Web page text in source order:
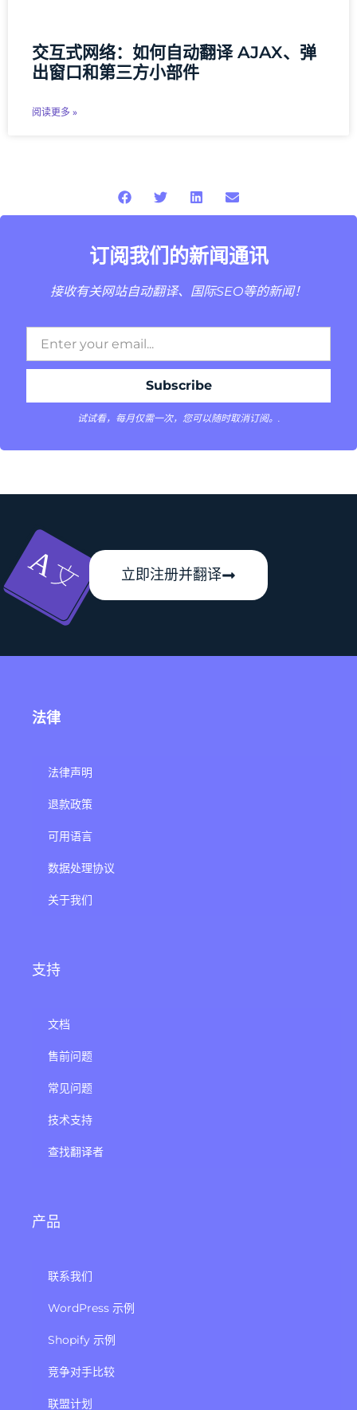
交互式网络：如何自动翻译 AJAX、弹
出窗口和第三方小部件
阅读更多 »
订阅我们的新闻通讯
接收有关网站自动翻译、国际SEO等的新闻！
试试看，每月仅需一次，您可以随时取消订阅。.
立即注册并翻译
法律
法律声明
退款政策
可用语言
数据处理协议
关于我们
支持
文档
售前问题
常见问题
技术支持
查找翻译者
产品
联系我们
WordPress 示例
Shopify 示例
竞争对手比较
联盟计划